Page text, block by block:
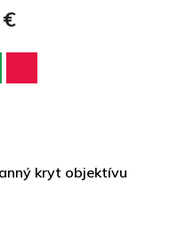
kryt objektívu